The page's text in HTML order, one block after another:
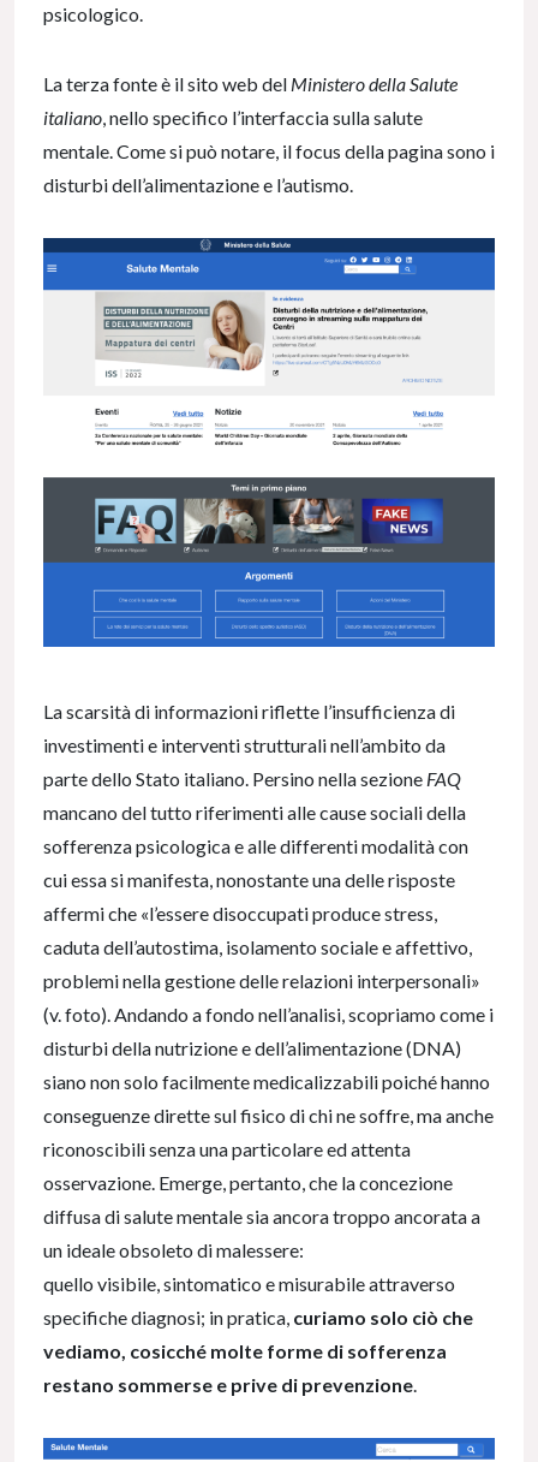
psicologico.
La terza fonte è il sito web del Ministero della Salute
italiano, nello specifico l’interfaccia sulla salute
mentale. Come si può notare, il focus della pagina sono i
disturbi dell’alimentazione e l’autismo.
La scarsità di informazioni riflette l’insufficienza di
investimenti e interventi strutturali nell’ambito da
parte dello Stato italiano. Persino nella sezione FAQ
mancano del tutto riferimenti alle cause sociali della
sofferenza psicologica e alle differenti modalità con
cui essa si manifesta, nonostante una delle risposte
affermi che «l’essere disoccupati produce stress,
caduta dell’autostima, isolamento sociale e affettivo,
problemi nella gestione delle relazioni interpersonali»
(v. foto). Andando a fondo nell’analisi, scopriamo come i
disturbi della nutrizione e dell’alimentazione (DNA)
siano non solo facilmente medicalizzabili poiché hanno
conseguenze dirette sul fisico di chi ne soffre, ma anche
riconoscibili senza una particolare ed attenta
osservazione. Emerge, pertanto, che la concezione
diffusa di salute mentale sia ancora troppo ancorata a
un ideale obsoleto di malessere:
quello visibile, sintomatico e misurabile attraverso
specifiche diagnosi; in pratica, curiamo solo ciò che
vediamo, cosicché molte forme di sofferenza
restano sommerse e prive di prevenzione.